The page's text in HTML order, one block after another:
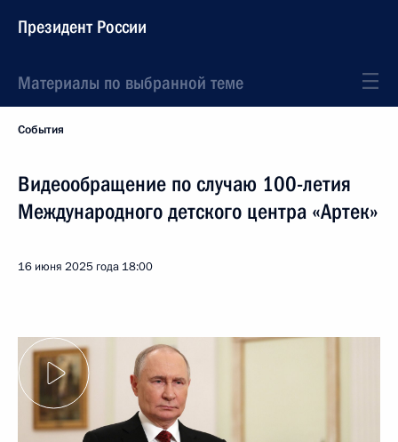
Президент России
Материалы по выбранной теме
События
Видеообращение по случаю 100-летия
Международного детского центра «Артек»
16 июня 2025 года 18:00